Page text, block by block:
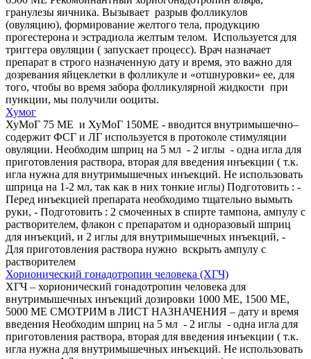
гранулезы яичника. Вызывает разрыв фолликулов
(овуляцию), формирование желтого тела, продукцию
прогестерона и эстрадиола желтым телом. Используется для
триггера овуляции ( запускает процесс). Врач назначает
препарат в строго назначенную дату и время, это важно для
дозревания яйцеклетки в фолликуле и «отшнуровки» ее, для
того, чтобы во время забора фолликулярной жидкости при
пункции, мы получили ооциты.
Хумог
ХуМоГ 75 МЕ и ХуМоГ 150МЕ - вводится внутримышечно–
содержит ФСГ и ЛГ используется в протоколе стимуляции
овуляции. Необходим шприц на 5 мл - 2 иглы - одна игла для
приготовления раствора, вторая для введения инъекции ( т.к.
игла нужна для внутримышечных инъекций. Не использовать
шприца на 1-2 мл, так как в них тонкие иглы) Подготовить : -
Перед инъекцией препарата необходимо тщательно вымыть
руки, - Подготовить : 2 смоченных в спирте тампона, ампулу с
растворителем, флакон с препаратом и одноразовый шприц
для инъекций, и 2 иглы для внутримышечных инъекций, -
Для приготовления раствора нужно вскрыть ампулу с
растворителем
Хорионический гонадотропин человека (ХГЧ)
ХГЧ – хорионический гонадотропин человека для
внутримышечных инъекций дозировки 1000 МЕ, 1500 МЕ,
5000 МЕ СМОТРИМ в ЛИСТ НАЗНАЧЕНИЯ – дату и время
введения Необходим шприц на 5 мл - 2 иглы - одна игла для
приготовления раствора, вторая для введения инъекции ( т.к.
игла нужна для внутримышечных инъекций. Не использовать